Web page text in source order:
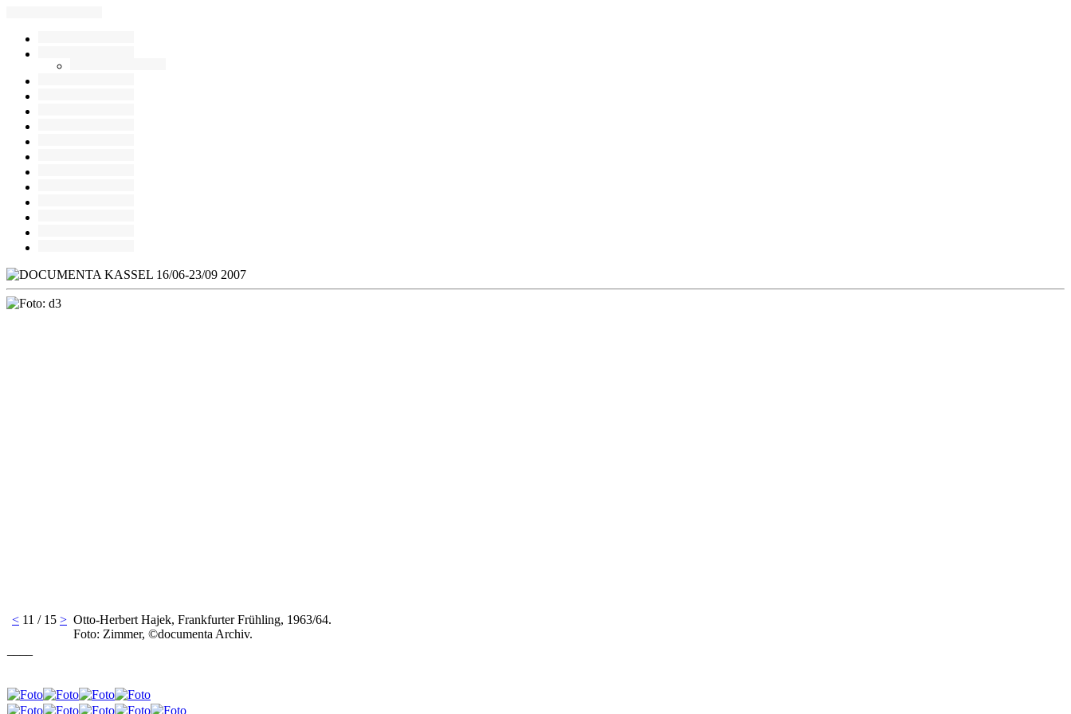
< 11 / 15 > Otto-Herbert Hajek, Frankfurter Frühling, 1963/64.
Foto: Zimmer, ©documenta Archiv.